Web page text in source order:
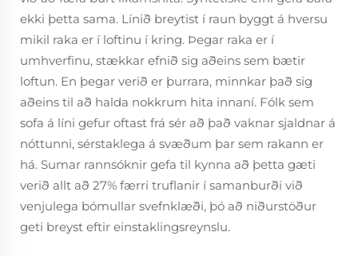
ekki þetta sama. Línið breytist í raun byggt á hversu
mikil raka er í loftinu í kring. Þegar raka er í
umhverfinu, stækkar efnið sig aðeins sem bætir
loftun. En þegar verið er þurrara, minnkar það sig
aðeins til að halda nokkrum hita innaní. Fólk sem
sofa á líni gefur oftast frá sér að það vaknar sjaldnar á
nóttunni, sérstaklega á svæðum þar sem rakann er
há. Sumar rannsóknir gefa til kynna að þetta gæti
verið allt að 27% færri truflanir í samanburði við
venjulega bómullar svefnklæði, þó að niðurstöður
geti breyst eftir einstaklingsreynslu.